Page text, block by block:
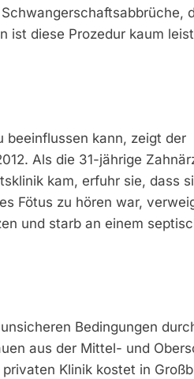
ist diese Prozedur kaum
beeinflussen kann, zeigt der
Als die 31-jährige
kam, erfuhr sie, dass
Fötus zu hören war,
und starb an einem
Bedingungen
aus der Mittel- und
Klinik kostet in